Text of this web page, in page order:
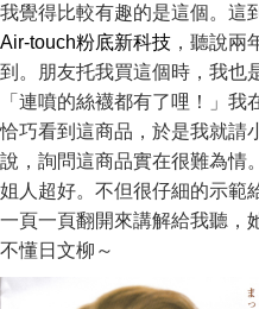
我覺得比較有趣的是這個。這
Air-touch粉底新科技 ，聽說兩
到。朋友托我買這個時，我也
「連噴的絲襪都有了哩！」
恰巧看到這商品，於是我就請
說，詢問這商品實在很難為情
姐人超好。不但很仔細的示範
一頁一頁翻開來講解給我聽，
不懂日文柳～